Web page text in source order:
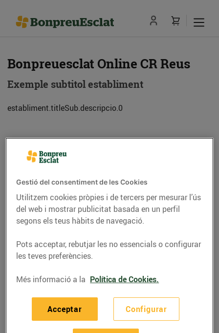
Bonpreuesclat Online CR Reus
Exemple subtitol establiment
establiment.titleSub.descripcio.0
Adreça
Telèfon
977769054
Trucar-hi
Horaris Bonpreuesclat Online
Reus
Dissabte
Gestió del consentiment de les Cookies
Utilitzem cookies pròpies i de tercers per mesurar l’ús
del web i mostrar publicitat basada en un perfil
segons els teus hàbits de navegació.
Pots acceptar, rebutjar les no essencials o configurar
les teves preferències.
Més informació a la Política de Cookies.
Configurar
Acceptar